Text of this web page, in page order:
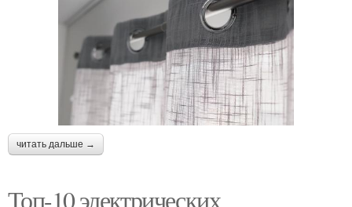
читать дальше →
Топ-10 электрических